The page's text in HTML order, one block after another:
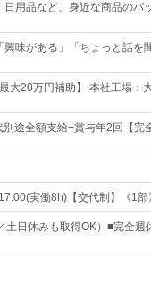
用品など、身近な商品のパ
味がある」「ちょっと話を
大20万円補助】 本社工場：
途全額支給+賞与年2回【完
実働8h)【交代制】《1
日休みも取得OK）■完全週